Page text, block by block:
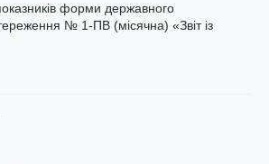
форми державного
№ 1-ПВ (місячна) «Звіт із